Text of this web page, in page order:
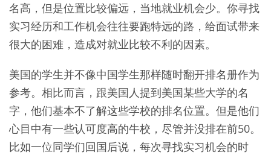
名高，但是位置比较偏远，当地就业机会少。你寻找
实习经历和工作机会往往要跑特远的路，给面试带来
很大的困难，造成对就业比较不利的因素。
美国的学生并不像中国学生那样随时翻开排名册作为
参考。相比而言，跟美国人提到美国某些大学的名
字，他们基本不了解这些学校的排名位置。但是他们
心目中有一些认可度高的牛校，尽管并没排在前50。
比如一位同学们回国后说，每次寻找实习机会的时